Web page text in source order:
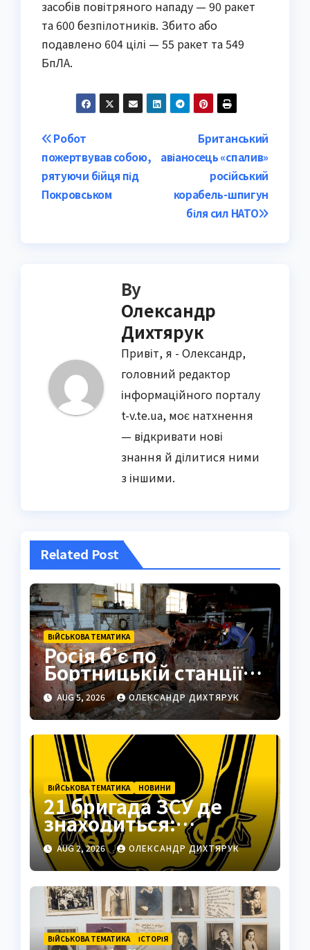
засобів повітряного нападу — 90 ракет
та 600 безпілотників. Збито або
подавлено 604 цілі — 55 ракет та 549
БпЛА.
Post
navigation
Британський
авіаносець «спалив»
російський
корабель-шпигун
біля сил НАТО
Робот
пожертвував собою,
рятуючи бійця під
Покровськом
By
Олександр
Дихтярук
Привіт, я - Олександр,
головний редактор
інформаційного порталу
t-v.te.ua, моє натхнення
— відкривати нові
знання й ділитися ними
з іншими.
Related Post
ВІЙСЬКОВА ТЕМАТИКА
Росія б’є по
Бортницькій станції:
експерт попередив
про катастрофу
AUG 5, 2026 ОЛЕКСАНДР ДИХТЯРУК
ВІЙСЬКОВА ТЕМАТИКА НОВИНИ
21 бригада ЗСУ де
знаходиться:
Подільськ як
стратегічний центр
AUG 2, 2026 ОЛЕКСАНДР ДИХТЯРУК
ВІЙСЬКОВА ТЕМАТИКА ІСТОРІЯ